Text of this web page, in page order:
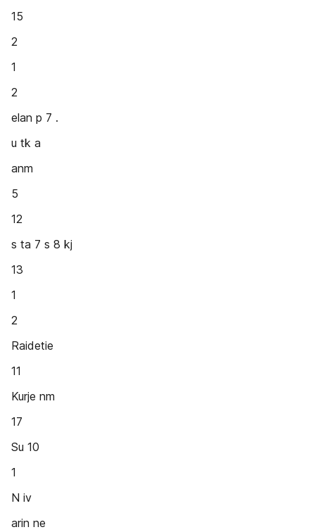
15
2
1
2
elan p 7 .
u tk a
anm
5
12
s ta 7 s 8 kj
13
1
2
Raidetie
11
Kurje nm
17
Su 10
1
N iv
arin ne